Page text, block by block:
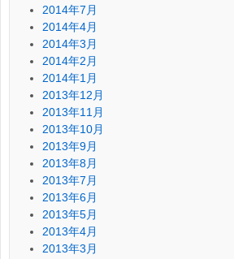
2014年7月
2014年4月
2014年3月
2014年2月
2014年1月
2013年12月
2013年11月
2013年10月
2013年9月
2013年8月
2013年7月
2013年6月
2013年5月
2013年4月
2013年3月